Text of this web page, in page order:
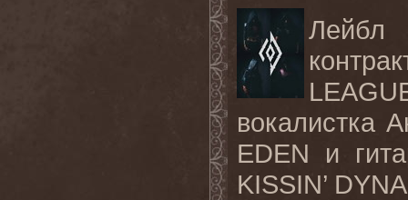
вокалистка
EDEN и
KISSIN’